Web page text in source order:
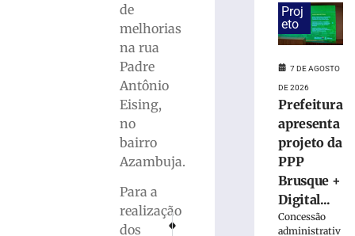
de
melhorias
na rua
Padre
Antônio
Eising,
no
bairro
Azambuja.
Para a
realização
dos
Ex-candidato à presidência, Padre
PRÓXIMO
Corpo de Bombeiros inicia buscas por
drogas
Brusque
Proj
eto
7 DE AGOSTO
DE 2026
Prefeitura
apresenta
projeto da
PPP
Brusque +
Digital...
Concessão
administrativ